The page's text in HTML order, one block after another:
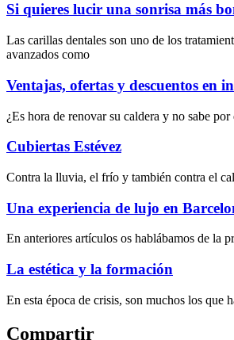
Si quieres lucir una sonrisa más
Las carillas dentales son uno de los
avanzados como
Ventajas, ofertas y descuentos en
¿Es hora de renovar su caldera y no sabe
Cubiertas Estévez
Contra la lluvia, el frío y también contra el
Una experiencia de lujo en
En anteriores artículos os hablábamos de la
La estética y la formación
En esta época de crisis, son muchos los que
Compartir